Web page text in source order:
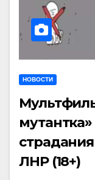
НОВОСТИ
ЛНР (18+)